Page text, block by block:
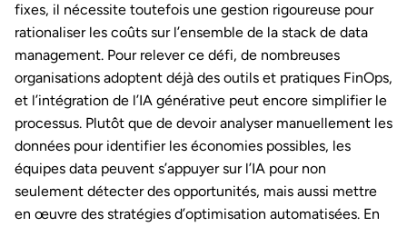
fixes, il nécessite toutefois une gestion rigoureuse pour
rationaliser les coûts sur l’ensemble de la stack de data
management. Pour relever ce défi, de nombreuses
organisations adoptent déjà des outils et pratiques FinOps,
et l’intégration de l’IA générative peut encore simplifier le
processus. Plutôt que de devoir analyser manuellement les
données pour identifier les économies possibles, les
équipes data peuvent s’appuyer sur l’IA pour non
seulement détecter des opportunités, mais aussi mettre
en œuvre des stratégies d’optimisation automatisées. En